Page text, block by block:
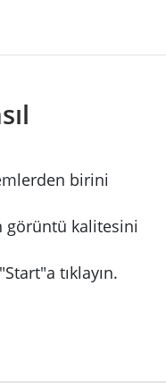
birini
görüntü kalitesini
tıklayın.